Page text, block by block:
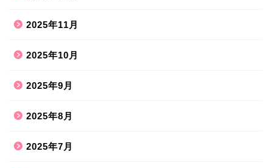
2025年11月
2025年10月
2025年9月
2025年8月
2025年7月